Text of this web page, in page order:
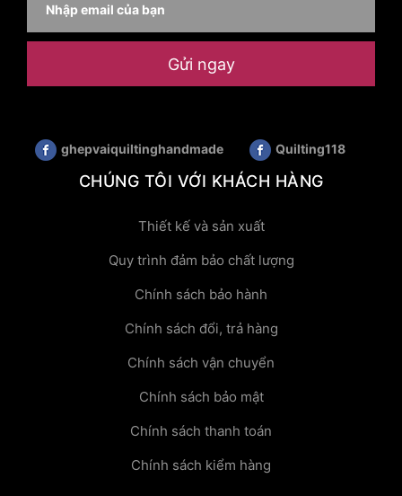
Gửi ngay
ghepvaiquiltinghandmade Quilting118
CHÚNG TÔI VỚI KHÁCH HÀNG
Thiết kế và sản xuất
Quy trình đảm bảo chất lượng
Chính sách bảo hành
Chính sách đổi, trả hàng
Chính sách vận chuyển
Chính sách bảo mật
Chính sách thanh toán
Chính sách kiểm hàng